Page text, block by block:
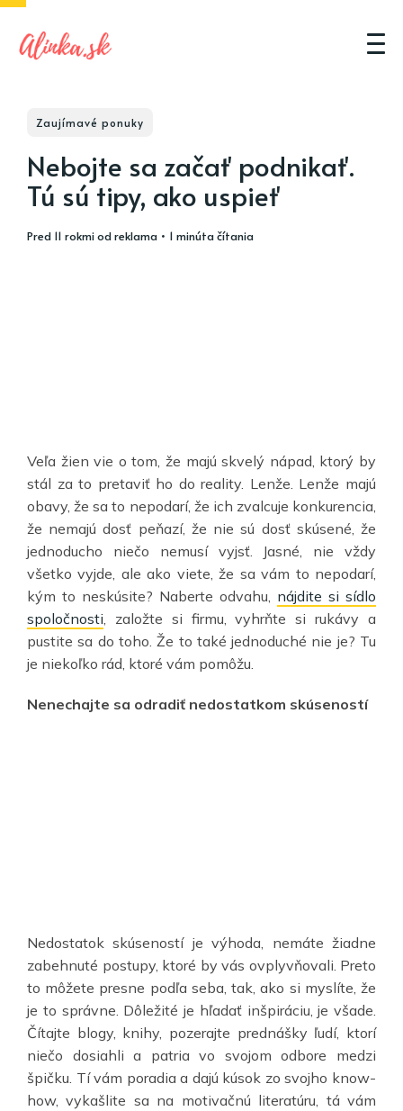
Zaujímavé ponuky
Nebojte sa začať podnikať.
Tú sú tipy, ako uspieť
pred 11 rokmiodreklama • 1 minúta čítania
Veľa žien vie o tom, že majú skvelý nápad, ktorý by
stál za to pretaviť ho do reality. Lenže. Lenže majú
obavy, že sa to nepodarí, že ich zvalcuje konkurencia,
že nemajú dosť peňazí, že nie sú dosť skúsené, že
jednoducho niečo nemusí vyjsť. Jasné, nie vždy
všetko vyjde, ale ako viete, že sa vám to nepodarí,
kým to neskúsite? Naberte odvahu, nájdite si sídlo
spoločnosti, založte si firmu, vyhrňte si rukávy a
pustite sa do toho. Že to také jednoduché nie je? Tu
je niekoľko rád, ktoré vám pomôžu.
Nenechajte sa odradiť nedostatkom skúseností
Nedostatok skúseností je výhoda, nemáte žiadne
zabehnuté postupy, ktoré by vás ovplyvňovali. Preto
to môžete presne podľa seba, tak, ako si myslíte, že
je to správne. Dôležité je hľadať inšpiráciu, je všade.
Čítajte blogy, knihy, pozerajte prednášky ľudí, ktorí
niečo dosiahli a patria vo svojom odbore medzi
špičku. Tí vám poradia a dajú kúsok zo svojho know-
how, vykašlite sa na motivačnú literatúru, tá vám